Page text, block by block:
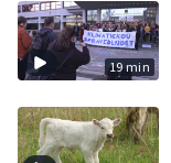
19 min